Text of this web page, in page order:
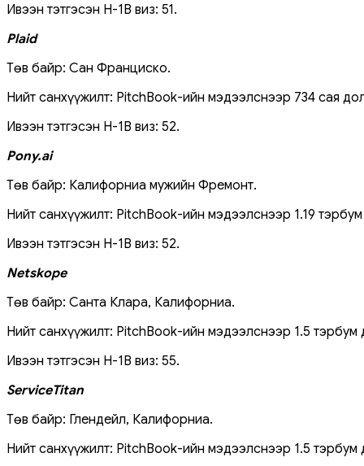
Ивээн тэтгэсэн H-1B виз: 51.
Plaid
Төв байр: Сан Франциско.
Нийт санхүүжилт: PitchBook-ийн мэдээлснээр 734 сая
Ивээн тэтгэсэн H-1B виз: 52.
Pony.ai
Төв байр: Калифорниа мужийн Фремонт.
Нийт санхүүжилт: PitchBook-ийн мэдээлснээр 1.19
Ивээн тэтгэсэн H-1B виз: 52.
Netskope
Төв байр: Санта Клара, Калифорниа.
Нийт санхүүжилт: PitchBook-ийн мэдээлснээр 1.5 тэрбум
Ивээн тэтгэсэн H-1B виз: 55.
ServiceTitan
Төв байр: Глендейл, Калифорниа.
Нийт санхүүжилт: PitchBook-ийн мэдээлснээр 1.5 тэрбум